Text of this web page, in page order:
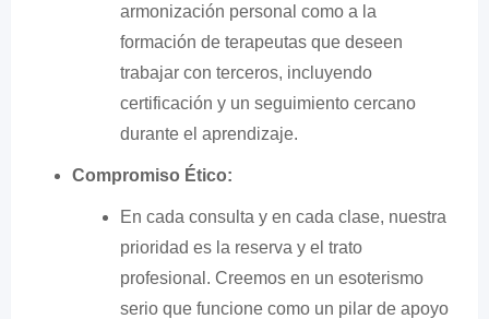
armonización personal como a la
formación de terapeutas que deseen
trabajar con terceros, incluyendo
certificación y un seguimiento cercano
durante el aprendizaje.
Compromiso Ético:
En cada consulta y en cada clase, nuestra
prioridad es la reserva y el trato
profesional. Creemos en un esoterismo
serio que funcione como un pilar de apoyo